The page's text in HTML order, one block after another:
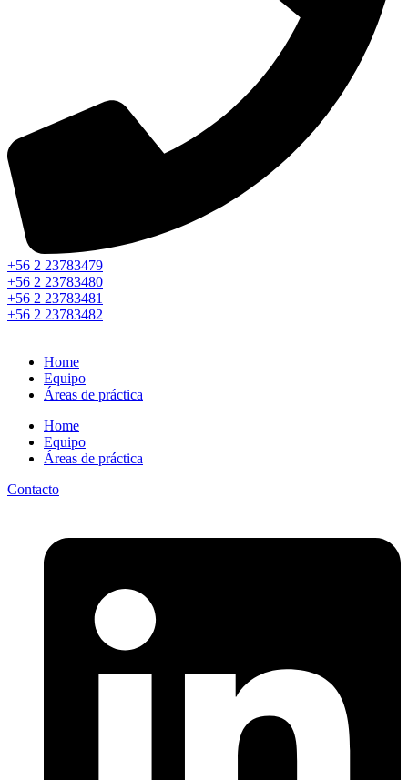
+56 2 23783479
+56 2 23783480
+56 2 23783481
+56 2 23783482
Home
Equipo
Áreas de práctica
Home
Equipo
Áreas de práctica
Contacto